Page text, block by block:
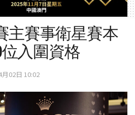
主賽事衛星賽本
入圍資格
月02日 10:02